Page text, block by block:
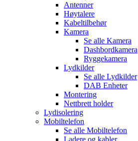
Antenner
Høytalere
Kabeltilbehør
Kamera
Se alle Kamera
Dashbordkamera
Ryggekamera
Lydkilder
Se alle Lydkilder
DAB Enheter
Montering
Nettbrett holder
Lydisolering
Mobiltelefon
Se alle Mobiltelefon
Ladere og kabler